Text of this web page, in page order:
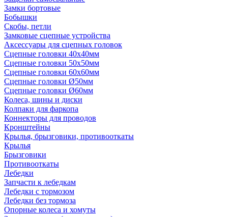
Замки бортовые
Бобышки
Скобы, петли
Замковые сцепные устройства
Аксессуары для сцепных головок
Сцепные головки 40x40мм
Сцепные головки 50x50мм
Сцепные головки 60x60мм
Сцепные головки Ø50мм
Сцепные головки Ø60мм
Колеса, шины и диски
Колпаки для фаркопа
Коннекторы для проводов
Кронштейны
Крылья, брызговики, противооткаты
Крылья
Брызговики
Противооткаты
Лебедки
Запчасти к лебедкам
Лебедки с тормозом
Лебедки без тормоза
Опорные колеса и хомуты